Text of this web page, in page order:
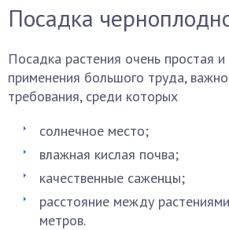
Посадка
Посадка растения очень простая и
применения большого труда,
требования, среди которых
солнечное место;
влажная кислая почва;
качественные саженцы;
расстояние между
метров.